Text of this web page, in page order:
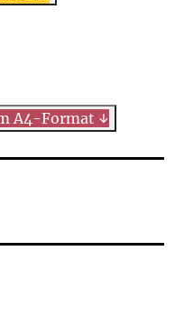
A4-Format ↓